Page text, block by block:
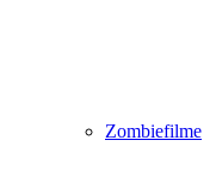
Zombiefilme